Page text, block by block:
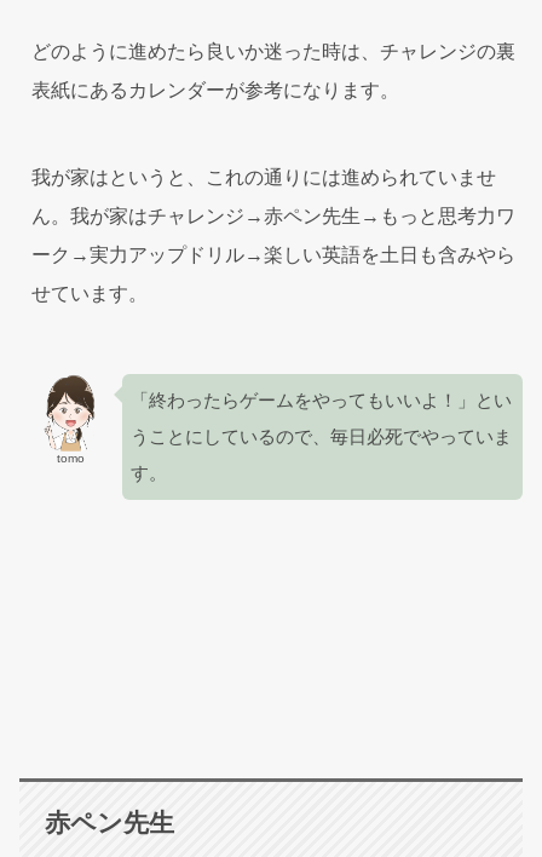
どのように進めたら良いか迷った時は、チャレンジの裏
表紙にあるカレンダーが参考になります。
我が家はというと、これの通りには進められていませ
ん。我が家はチャレンジ→赤ペン先生→もっと思考力ワ
ーク→実力アップドリル→楽しい英語を土日も含みやら
せています。
tomo
「終わったらゲームをやってもいいよ！」とい
うことにしているので、毎日必死でやっていま
す。
赤ペン先生